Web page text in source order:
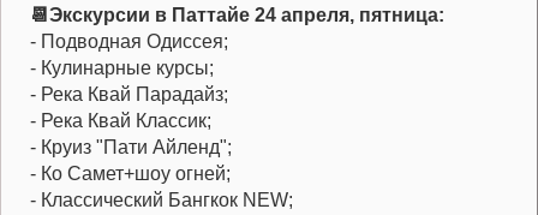
📆Экскурсии в Паттайе 24 апреля, пятница:
- Подводная Одиссея;
- Кулинарные курсы;
- Река Квай Парадайз;
- Река Квай Классик;
- Круиз "Пати Айленд";
- Ко Самет+шоу огней;
- Классический Бангкок NEW;